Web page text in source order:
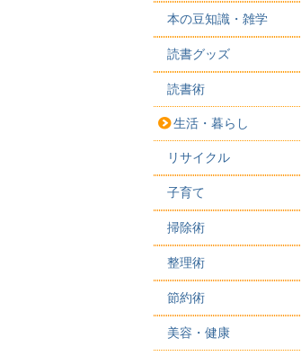
本の豆知識・雑学
読書グッズ
読書術
生活・暮らし
リサイクル
子育て
掃除術
整理術
節約術
美容・健康